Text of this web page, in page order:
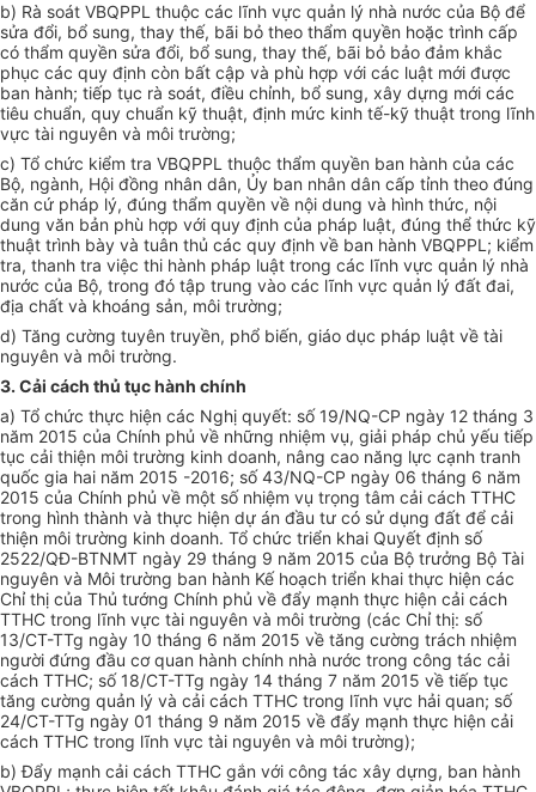
b) Rà soát VBQPPL thuộc các lĩnh vực quản lý nhà nước của Bộ để
sửa đổi, bổ sung, thay thế, bãi bỏ theo thẩm quyền hoặc trình cấp
có thẩm quyền sửa đổi, bổ sung, thay thế, bãi bỏ bảo đảm khắc
phục các quy định còn bất cập và phù hợp với các luật mới được
ban hành; tiếp tục rà soát, điều chỉnh, bổ sung, xây dựng mới các
tiêu chuẩn, quy chuẩn kỹ thuật, định mức kinh tế-kỹ thuật trong lĩnh
vực tài nguyên và môi trường;
c) Tổ chức kiểm tra VBQPPL thuộc thẩm quyền ban hành của các
Bộ, ngành, Hội đồng nhân dân, Ủy ban nhân dân cấp tỉnh theo đúng
căn cứ pháp lý, đúng thẩm quyền về nội dung và hình thức, nội
dung văn bản phù hợp với quy định của pháp luật, đúng thể thức kỹ
thuật trình bày và tuân thủ các quy định về ban hành VBQPPL; kiểm
tra, thanh tra việc thi hành pháp luật trong các lĩnh vực quản lý nhà
nước của Bộ, trong đó tập trung vào các lĩnh vực quản lý đất đai,
địa chất và khoáng sản, môi trường;
d) Tăng cường tuyên truyền, phổ biến, giáo dục pháp luật về tài
nguyên và môi trường.
3. Cải cách thủ tục hành chính
a) Tổ chức thực hiện các Nghị quyết: số 19/NQ-CP ngày 12 tháng 3
năm 2015 của Chính phủ về những nhiệm vụ, giải pháp chủ yếu tiếp
tục cải thiện môi trường kinh doanh, nâng cao năng lực cạnh tranh
quốc gia hai năm 2015 -2016; số 43/NQ-CP ngày 06 tháng 6 năm
2015 của Chính phủ về một số nhiệm vụ trọng tâm cải cách TTHC
trong hình thành và thực hiện dự án đầu tư có sử dụng đất để cải
thiện môi trường kinh doanh. Tổ chức triển khai Quyết định số
2522/QĐ-BTNMT ngày 29 tháng 9 năm 2015 của Bộ trưởng Bộ Tài
nguyên và Môi trường ban hành Kế hoạch triển khai thực hiện các
Chỉ thị của Thủ tướng Chính phủ về đẩy mạnh thực hiện cải cách
TTHC trong lĩnh vực tài nguyên và môi trường (các Chỉ thị: số
13/CT-TTg ngày 10 tháng 6 năm 2015 về tăng cường trách nhiệm
người đứng đầu cơ quan hành chính nhà nước trong công tác cải
cách TTHC; số 18/CT-TTg ngày 14 tháng 7 năm 2015 về tiếp tục
tăng cường quản lý và cải cách TTHC trong lĩnh vực hải quan; số
24/CT-TTg ngày 01 tháng 9 năm 2015 về đẩy mạnh thực hiện cải
cách TTHC trong lĩnh vực tài nguyên và môi trường);
b) Đẩy mạnh cải cách TTHC gắn với công tác xây dựng, ban hành